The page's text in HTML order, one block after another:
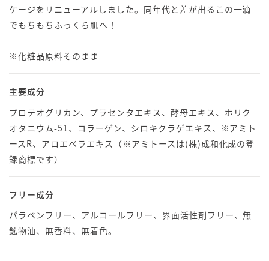
ケージをリニューアルしました。同年代と差が出るこの一滴
でもちもちふっくら肌へ！
※化粧品原料そのまま
主要成分
プロテオグリカン、プラセンタエキス、酵母エキス、ポリク
オタニウム-51、コラーゲン、シロキクラゲエキス、※アミト
ースR、アロエベラエキス（※アミトースは(株)成和化成の登
録商標です）
フリー成分
パラベンフリー、アルコールフリー、界面活性剤フリー、無
鉱物油、無香料、無着色。